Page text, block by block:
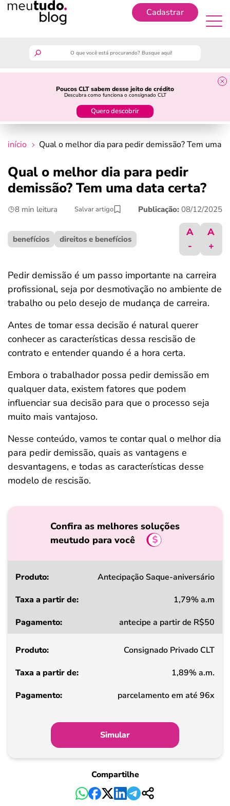
Cadastrar
Poucos CLT sabem desse jeito de crédito
Descubra como funciona o consignado CLT
Quero descobrir
guia do trabalhador
crédito fácil
últimas notícias
ferramentas
início Qual o melhor dia para pedir demissão? Tem uma
Qual o melhor dia para pedir
demissão? Tem uma data certa?
8 min leitura Salvar artigo Publicação: 08/12/2025
benefícios direitos e benefícios
A
-
A
+
Pedir demissão é um passo importante na carreira
profissional, seja por desmotivação no ambiente de
trabalho ou pelo desejo de mudança de carreira.
Antes de tomar essa decisão é natural querer
conhecer as características dessa rescisão de
contrato e entender quando é a hora certa.
Embora o trabalhador possa pedir demissão em
qualquer data, existem fatores que podem
influenciar sua decisão para que o processo seja
muito mais vantajoso.
Nesse conteúdo, vamos te contar qual o melhor dia
para pedir demissão, quais as vantagens e
desvantagens, e todas as características desse
modelo de rescisão.
Confira as melhores soluções
meutudo para você
Produto
a
de
Pagamento
Antecipação Saque-aniversário
1,79% a.m
antecipe a partir de R$50
Consignado Privado CLT
1,89% a.m.
parcelamento em até 96x
Simular
Compartilhe